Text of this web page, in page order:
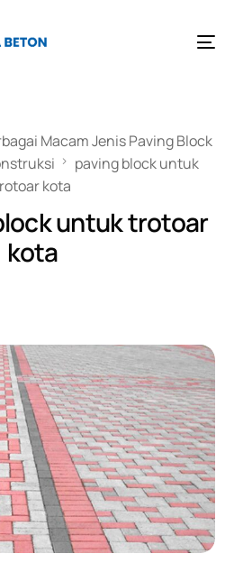
Macam Jenis Paving Block
paving block untuk
kota
untuk trotoar
kota